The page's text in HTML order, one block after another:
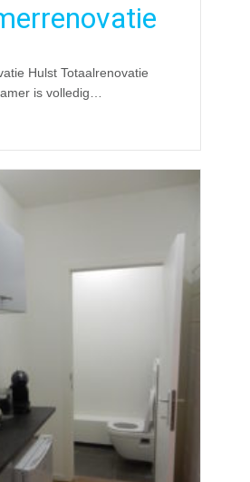
Hulst Totaalrenovatie
is volledig…
Badkamerrenovatie Hulst